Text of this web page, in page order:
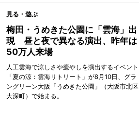
見る・遊ぶ
梅田・うめきた公園に「雲海」出
現 昼と夜で異なる演出、昨年は
50万人来場
人工雲海で涼しさや癒やしを演出するイベント
「夏の涼：雲海リトリート」が8月10日、グラ
ングリーン大阪「うめきた公園」（大阪市北区
大深町）で始まる。